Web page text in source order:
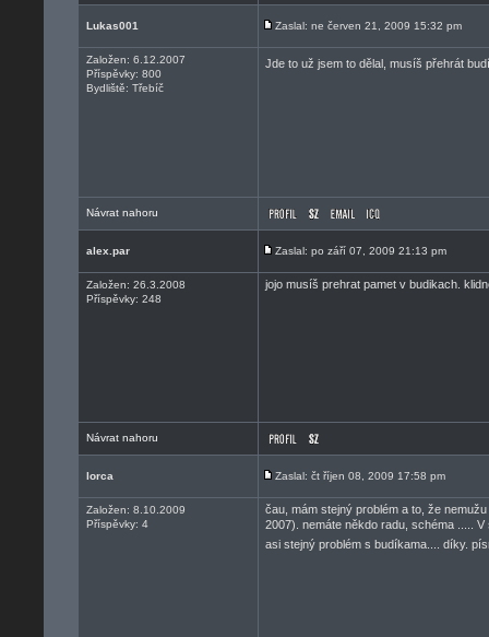
Lukas001 Zaslal: ne červen 21, 2009 15:32 pm
Založen: 6.12.2007
Příspěvky: 800
Bydliště: Třebíč
Jde to už jsem to dělal, musíš přehrát
Návrat nahoru
alex.par Zaslal: po září 07, 2009 21:13 pm
Založen: 26.3.2008
Příspěvky: 248
jojo musíš prehrat pamet v budikach.
Návrat nahoru
lorca Zaslal: čt říjen 08, 2009 17:58 pm
Založen: 8.10.2009
Příspěvky: 4
čau, mám stejný problém a to, že
2007). nemáte někdo radu, schéma .....
asi stejný problém s budíkama.... díky.